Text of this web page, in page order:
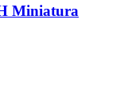
Miniatura